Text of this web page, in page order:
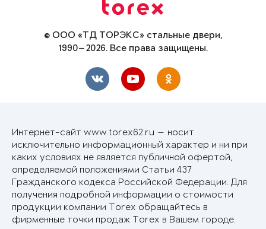
© ООО «ТД ТОРЭКС» стальные двери,
1990—2026. Все права защищены.
Интернет-сайт www.torex62.ru — носит
исключительно информационный характер и ни при
каких условиях не является публичной офертой,
определяемой положениями Статьи 437
Гражданского кодекса Российской Федерации. Для
получения подробной информации о стоимости
продукции компании Torex обращайтесь в
фирменные точки продаж Torex в Вашем городе.